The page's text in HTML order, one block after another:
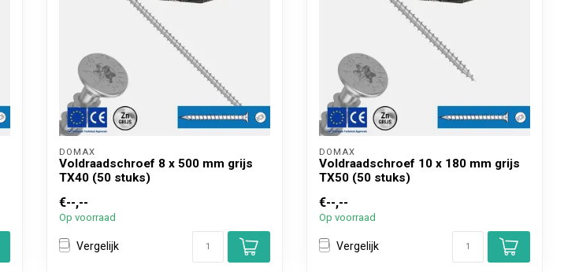
DOMAX
Voldraadschroef 8 x 500 mm grijs
TX40 (50 stuks)
€--,--
Op voorraad
Vergelijk
DOMAX
Voldraadschroef 10 x 180 mm grijs
TX50 (50 stuks)
€--,--
Op voorraad
Vergelijk